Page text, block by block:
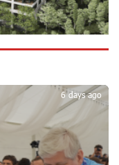
18 days ago
Games:
18 days ago
Fast, Simple, and
21 days ago
6 days ago